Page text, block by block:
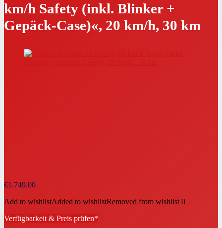
km/h Safety (inkl. Blinker +
Gepäck-Case)«, 20 km/h, 30 km
€1.749,00
Add to wishlistAdded to wishlistRemoved from wishlist 0
Verfügbarkeit & Preis prüfen*